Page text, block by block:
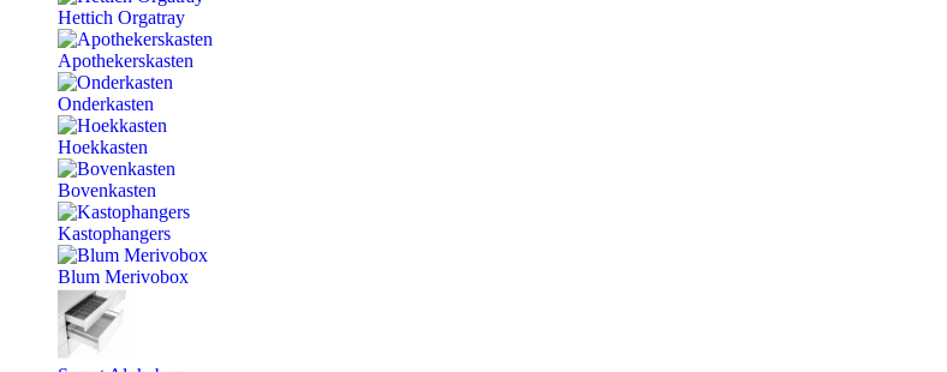
Hettich Orgatray
Apothekerskasten
Onderkasten
Hoekkasten
Bovenkasten
Kastophangers
Blum Merivobox